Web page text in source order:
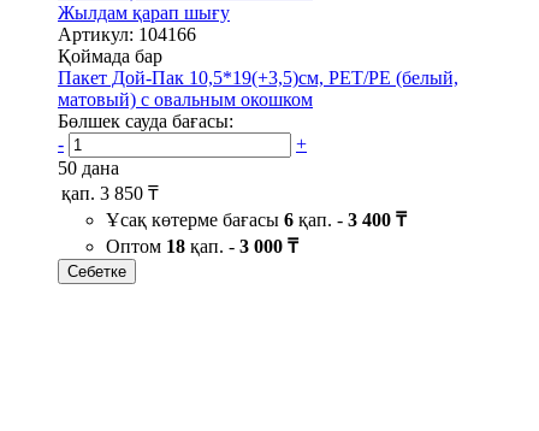
Жылдам қарап шығу
Артикул: 104166
Қоймада бар
Пакет Дой-Пак 10,5*19(+3,5)см, PET/PE (белый,
матовый) с овальным окошком
Бөлшек сауда бағасы:
-
+
50 дана
қап. 3 850 ₸
Ұсақ көтерме бағасы 6 қап. - 3 400 ₸
Оптом 18 қап. - 3 000 ₸
Себетке